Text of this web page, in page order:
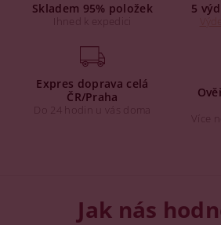
Skladem 95% položek
Ihned k expedici
5
Expres doprava celá
ČR/Praha
Do 24 hodin u vás doma
Více
Jak nás